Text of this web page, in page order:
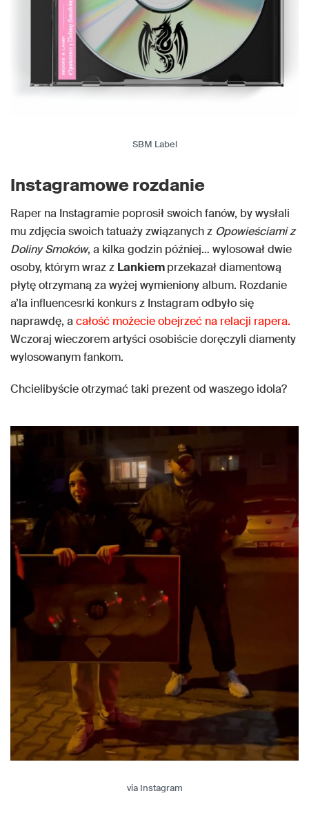
SBM Label
Instagramowe rozdanie
Raper na Instagramie poprosił swoich fanów, by wysłali
mu zdjęcia swoich tatuaży związanych z Opowieściami z
Doliny Smoków, a kilka godzin później… wylosował dwie
osoby, którym wraz z Lankiemprzekazał diamentową
płytę otrzymaną za wyżej wymieniony album. Rozdanie
a’la influencesrki konkurs z Instagram odbyło się
naprawdę, acałość możecie obejrzeć na relacji rapera.
Wczoraj wieczorem artyści osobiście doręczyli diamenty
wylosowanym fankom.
Chcielibyście otrzymać taki prezent od waszego idola?
via Instagram